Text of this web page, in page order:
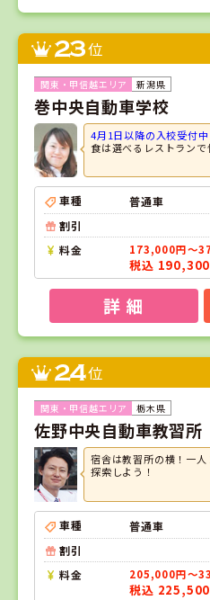
23位
新潟県
巻中央自動車学校
4月1日以降の入校受付中
食は選べるレストランで
車種
普通車
割引
料金
173,000円～
税込
詳 細
24位
栃木県
佐野中央自動車教習所
宿舎は教習所の横！一
探索しよう！
車種
普通車
割引
料金
205,000円～
税込